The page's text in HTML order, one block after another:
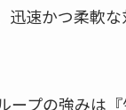
迅速かつ柔軟な
ープの強みは